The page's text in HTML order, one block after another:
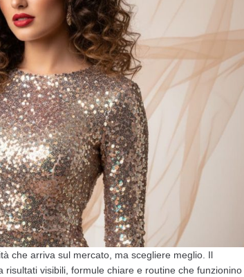
che arriva sul mercato, ma scegliere meglio. Il
visibili, formule chiare e routine che funzionino